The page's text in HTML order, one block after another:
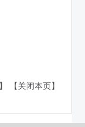
【关闭本页】